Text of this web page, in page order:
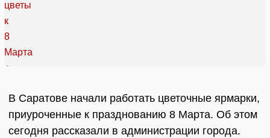
В Саратове начали работать цветочные ярмарки,
приуроченные к празднованию 8 Марта. Об этом
сегодня рассказали в администрации города.